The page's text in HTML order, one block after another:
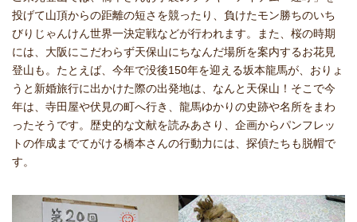
投げて山頂からの距離の短さを競ったり、負けたモン勝ちのいち
びりじゃんけん世界一決定戦などが行われます。また、桜の時期
には、大阪にこだわらず天保山にちなんだ場所を案内するお花見
登山も。たとえば、今年で没後150年を迎える坂本龍馬が、おりょ
うと新婚旅行に出かけた際の出発地は、なんと天保山！そこで今
年は、寺田屋や伏見の町へ行き、龍馬ゆかりの史跡や名所をまわ
ったそうです。歴史的な文献を読みあさり、企画からパンフレッ
トの作成までてがける橋本さんの行動力には、探偵たちも脱帽で
す。